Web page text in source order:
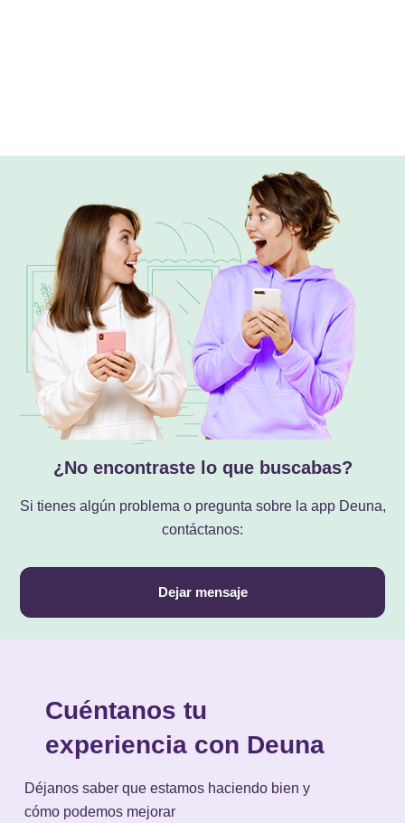
¿No encontraste lo que buscabas?
Si tienes algún problema o pregunta sobre la app Deuna,
contáctanos:
Dejar mensaje
Cuéntanos tu
experiencia con Deuna
Déjanos saber que estamos haciendo bien y
cómo podemos mejorar